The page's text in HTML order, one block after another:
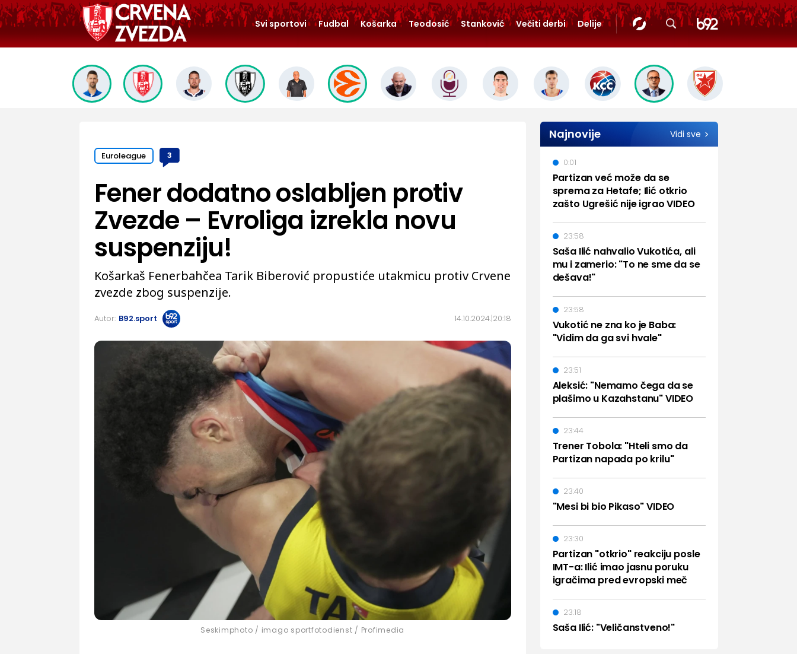
Svi sportovi Fudbal Košarka Teodosić Stanković Večiti derbi Delije
Euroleague 3
14.10.2024. 20:18
Fener dodatno oslabljen protiv
Zvezde – Evroliga izrekla novu
suspenziju!
Košarkaš Fenerbahčea Tarik Biberović propustiće utakmicu protiv Crvene
zvezde zbog suspenzije.
Autor: B92.sport
Seskimphoto / imago sportfotodienst / Profimedia
Najnovije Vidi sve
Partizan već može da se
sprema za Hetafe; Ilić otkrio
zašto Ugrešić nije igrao VIDEO
0:01
Saša Ilić nahvalio Vukotića, ali
mu i zamerio: "To ne sme da se
dešava!"
23:58
Vukotić ne zna ko je Baba:
"Vidim da ga svi hvale"
23:58
Aleksić: "Nemamo čega da se
plašimo u Kazahstanu" VIDEO
23:51
Trener Tobola: "Hteli smo da
Partizan napada po krilu"
23:44
"Mesi bi bio Pikaso" VIDEO
23:40
Partizan "otkrio" reakciju posle
IMT-a: Ilić imao jasnu poruku
igračima pred evropski meč
23:30
Saša Ilić: "Veličanstveno!"
23:18